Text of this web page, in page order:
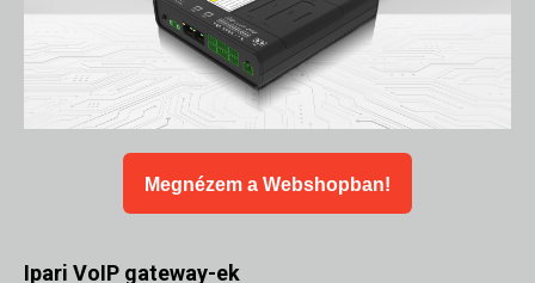
Megnézem a Webshopban!
Ipari VoIP gateway-ek